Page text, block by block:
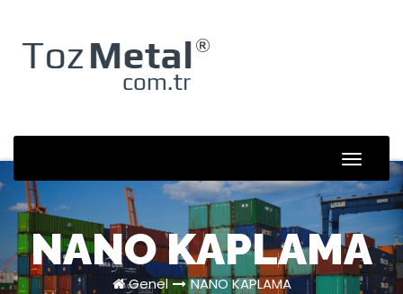
content
Toggle
NANO KAPLAMA
Genel NANO KAPLAMA